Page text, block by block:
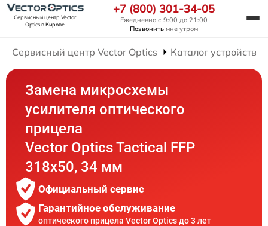
Сервисный центр Vector
Opticsв Кирове
+7 (800) 301-34-05
Ежедневно с 9:00 до 21:00
Позвонить мне утром
Сервисный центр Vector Optics Каталог устройств
Замена микросхемы
усилителя оптического
прицела
Vector Optics Tactical FFP
318x50, 34 мм
Официальный сервис
Гарантийное обслуживание
оптического прицела Vector Optics до 3 лет